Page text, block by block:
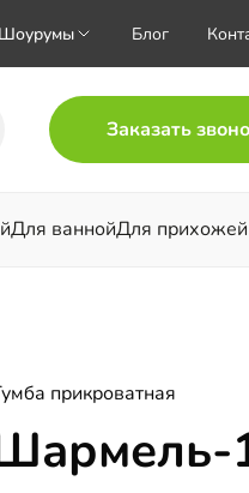
Шоурумы Блог
Заказать
Для ваннойДля прихожей
прикроватная